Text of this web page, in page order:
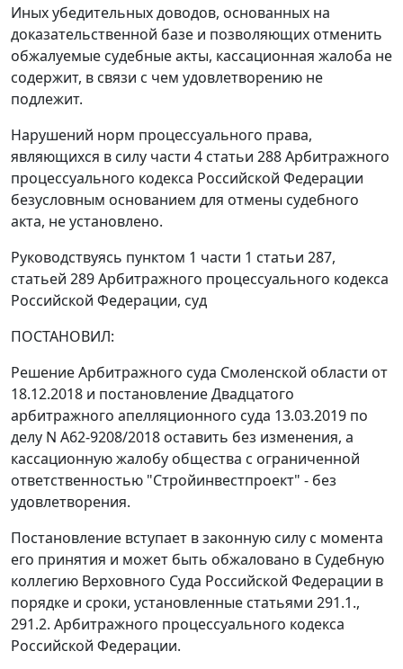
Иных убедительных доводов, основанных на
доказательственной базе и позволяющих отменить
обжалуемые судебные акты, кассационная жалоба не
содержит, в связи с чем удовлетворению не
подлежит.
Нарушений норм процессуального права,
являющихся в силу части 4 статьи 288 Арбитражного
процессуального кодекса Российской Федерации
безусловным основанием для отмены судебного
акта, не установлено.
Руководствуясь пунктом 1 части 1 статьи 287,
статьей 289 Арбитражного процессуального кодекса
Российской Федерации, суд
ПОСТАНОВИЛ:
Решение Арбитражного суда Смоленской области от
18.12.2018 и постановление Двадцатого
арбитражного апелляционного суда 13.03.2019 по
делу N А62-9208/2018 оставить без изменения, а
кассационную жалобу общества с ограниченной
ответственностью "Стройинвестпроект" - без
удовлетворения.
Постановление вступает в законную силу с момента
его принятия и может быть обжаловано в Судебную
коллегию Верховного Суда Российской Федерации в
порядке и сроки, установленные статьями 291.1.,
291.2. Арбитражного процессуального кодекса
Российской Федерации.